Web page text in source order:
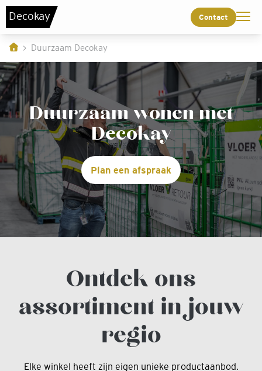
Decokay Contact
Duurzaam Decokay
Duurzaam wonen met
Decokay
Plan een afspraak
Ontdek ons
assortiment in jouw
regio
Elke winkel heeft zijn eigen unieke productaanbod.